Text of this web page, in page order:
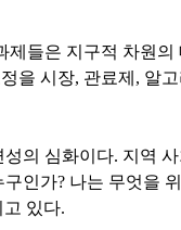
들은 지구적 차원의
을 시장, 관료제, 알
의 심화이다. 지역
인가? 나는 무엇을
있다.